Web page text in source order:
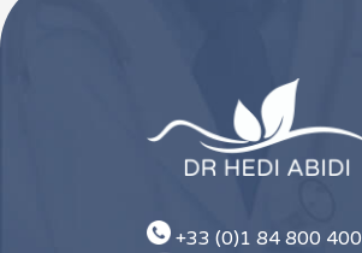
+33 (0)1 84 800 400